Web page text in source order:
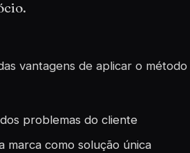
vantagens de aplicar o método
problemas do cliente
marca como solução única